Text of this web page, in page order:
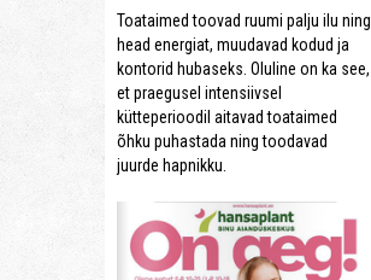
Toataimed toovad ruumi palju ilu ning
head energiat, muudavad kodud ja
kontorid hubaseks. Oluline on ka see,
et praegusel intensiivsel
kütteperioodil aitavad toataimed
õhku puhastada ning toodavad
juurde hapnikku.